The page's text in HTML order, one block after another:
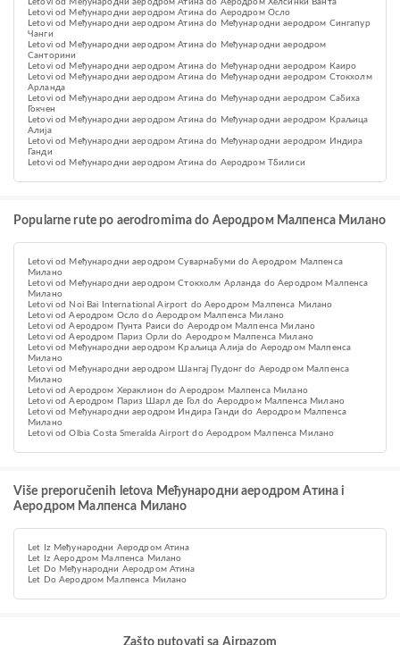
Letovi od Међународни аеродром Атина do Аеродром Хелсинки Ванта
Letovi od Међународни аеродром Атина do Aеродром Осло
Letovi od Међународни аеродром Атина do Међународни аеродром Сингапур
Чанги
Letovi od Међународни аеродром Атина do Међународни аеродром
Санторини
Letovi od Међународни аеродром Атина do Међународни аеродром Каиро
Letovi od Међународни аеродром Атина do Међународни аеродром Стокхолм
Арланда
Letovi od Међународни аеродром Атина do Међународни аеродром Сабиха
Гокчен
Letovi od Међународни аеродром Атина do Међународни аеродром Краљица
Алија
Letovi od Међународни аеродром Атина do Међународни аеродром Индира
Ганди
Letovi od Међународни аеродром Атина do Аеродром Тбилиси
Popularne rute po aerodromima do Аеродром Малпенса Милано
Letovi od Међународни аеродром Суварнабуми do Аеродром Малпенса
Милано
Letovi od Међународни аеродром Стокхолм Арланда do Аеродром Малпенса
Милано
Letovi od Noi Bai International Airport do Аеродром Малпенса Милано
Letovi od Aеродром Осло do Аеродром Малпенса Милано
Letovi od Аеродром Пунта Раиси do Аеродром Малпенса Милано
Letovi od Aеродром Париз Орли do Аеродром Малпенса Милано
Letovi od Међународни аеродром Краљица Алија do Аеродром Малпенса
Милано
Letovi od Међународни аеродром Шангај Пудонг do Аеродром Малпенса
Милано
Letovi od Аеродром Хераклион do Аеродром Малпенса Милано
Letovi od Aеродром Париз Шарл де Гол do Аеродром Малпенса Милано
Letovi od Међународни аеродром Индира Ганди do Аеродром Малпенса
Милано
Letovi od Olbia Costa Smeralda Airport do Аеродром Малпенса Милано
Više preporučenih letova Међународни аеродром Атина i
Аеродром Малпенса Милано
Let Iz Међународни Аеродром Атина
Let Iz Аеродром Малпенса Милано
Let Do Међународни Аеродром Атина
Let Do Аеродром Малпенса Милано
Zašto putovati sa Airpazom